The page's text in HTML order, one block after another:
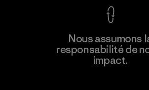
Nous assumons
responsabilité de
impact.